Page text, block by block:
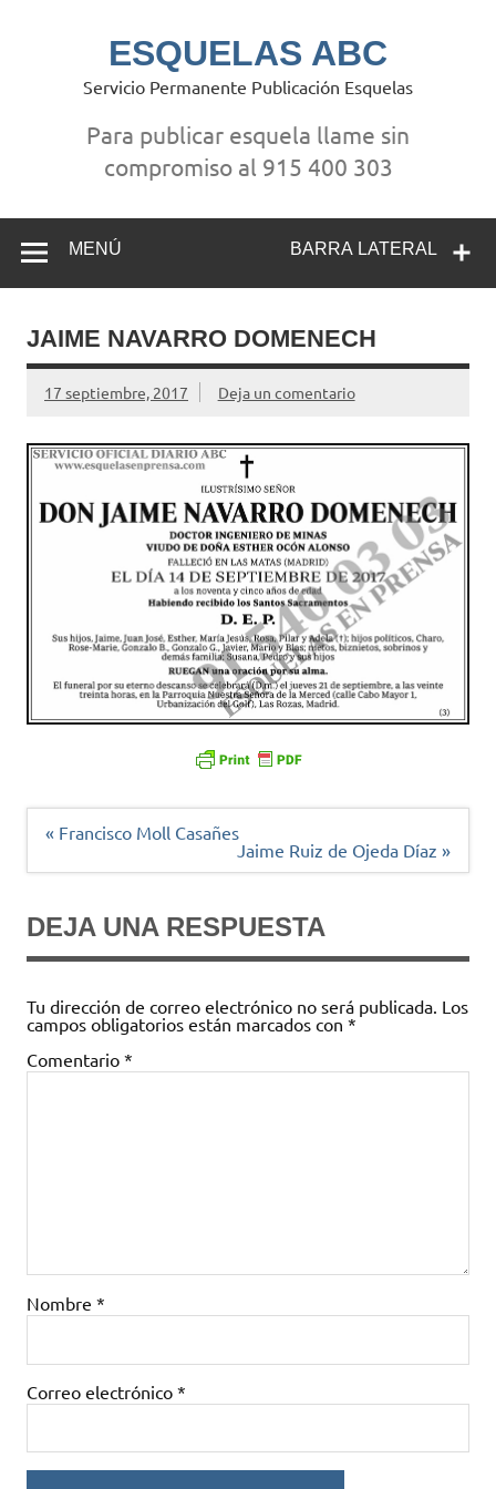
ESQUELAS ABC
Servicio Permanente Publicación Esquelas
Para publicar esquela llame sin
compromiso al 915 400 303
BARRA LATERAL
MENÚ
JAIME NAVARRO DOMENECH
17 septiembre, 2017 Deja un comentario
Navegación
« Francisco Moll Casañes
Jaime Ruiz de Ojeda Díaz »
DEJA UNA RESPUESTA
Tu dirección de correo electrónico no será publicada. Los
campos obligatorios están marcados con *
Comentario *
Nombre *
Correo electrónico *